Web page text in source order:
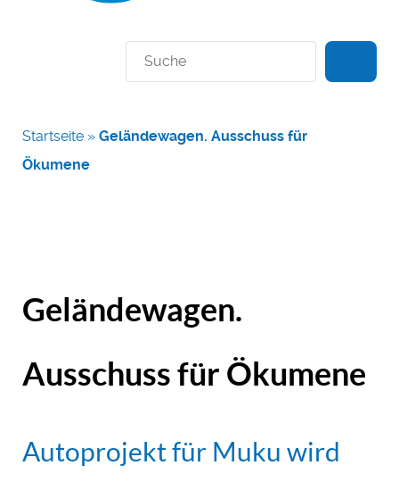
Suchen
Startseite » Geländewagen. Ausschuss für
Ökumene
Geländewagen.
Ausschuss für Ökumene
Autoprojekt für Muku wird